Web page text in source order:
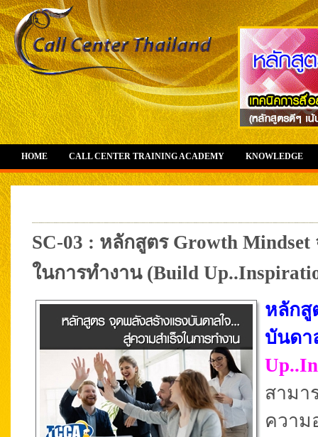
HOME CALL CENTER TRAINING ACADEMY KNOWLEDGE
SC-03 : หลักสูตร Growth
ในการทำงาน (Build
หลักสู
บันดา
สามา
ความ